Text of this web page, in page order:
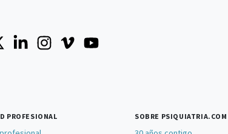
PROFESIONAL SOBRE PSIQUIATRIA.COM